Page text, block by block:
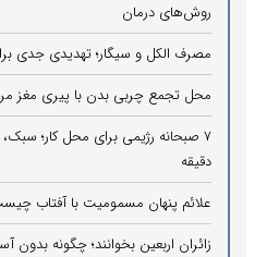
روش‌های درمان
مصرف الکل و سیگار؛ تهدیدی جدی
محل تجمع چربی بدن با پیری مغز
۷ صبحانه رژیمی برای محل کار؛
دقیقه
علائم پنهان مسمومیت با آفتاب
زائران اربعین بخوانند؛ چگونه